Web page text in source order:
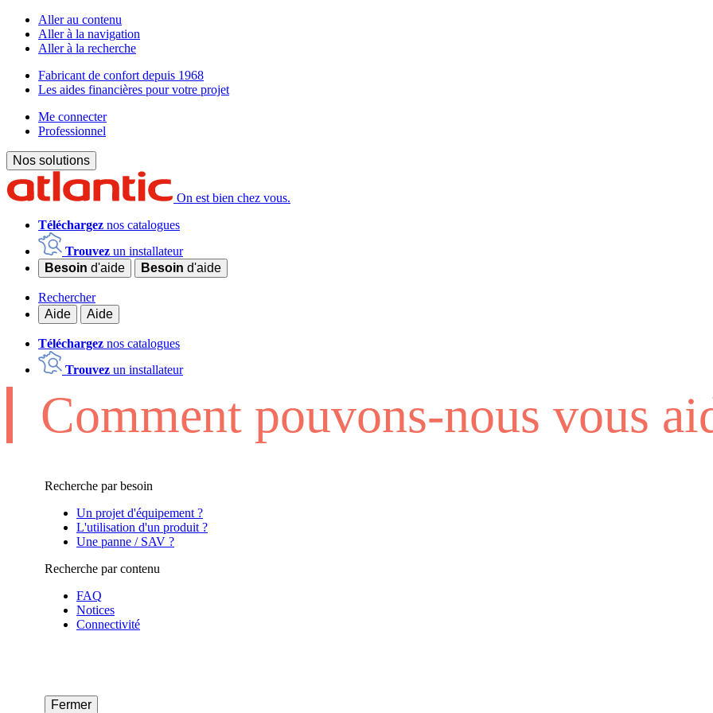
Aller au contenu
Aller à la navigation
Aller à la recherche
Fabricant de confort depuis 1968
Les aides financières pour votre projet
Me connecter
Professionnel
Nos solutions
On est bien chez vous.
Téléchargez nos catalogues
Trouvez un installateur
Besoin d'aide Besoin d'aide
Rechercher
Aide
Aide
Téléchargez nos catalogues
Trouvez un installateur
Comment pouvons-nous vous
Recherche par besoin
Un projet d'équipement ?
L'utilisation d'un produit ?
Une panne / SAV ?
Recherche par contenu
FAQ
Notices
Connectivité
Fermer